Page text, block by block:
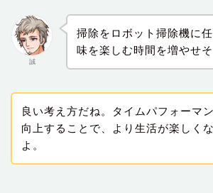
誠
掃除をロボット掃除機に
味を楽しむ時間を増やせそ
良い考え方だね。タイムパフォーマ
向上することで、より生活が楽しく
よ。